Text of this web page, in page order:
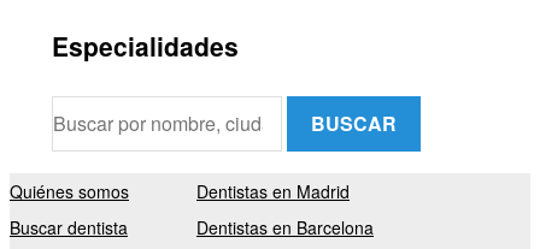
CONTACTAR
Especialidades
BUSCAR
Quiénes somos
Buscar dentista
Dentistas en Madrid
Dentistas en Barcelona